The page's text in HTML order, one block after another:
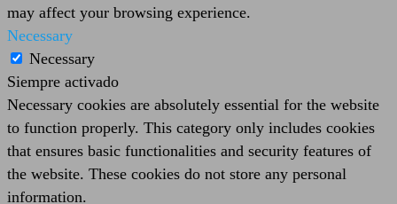
may affect your browsing experience.
Necessary
Necessary
Siempre activado
Necessary cookies are absolutely essential for the website
to function properly. This category only includes cookies
that ensures basic functionalities and security features of
the website. These cookies do not store any personal
information.